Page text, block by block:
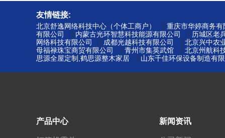
友情链接:
北京舒逸网络科技中心（个体工商户）
重庆市华婷商务有
有限公司
内蒙古光环智慧科技能源有限公司
历城区老
网络科技有限公司
成都光越科技有限公司
北京兴中农
母福禄珠宝商贸有限公司
青州市集英武馆
北京州航科
思源全屋定制,鹤思源整木家居
山东千佳环保设备制造有
产品中心 新闻资讯